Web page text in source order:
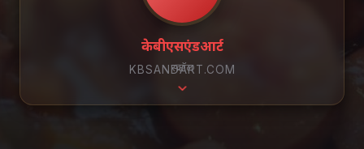
केबीएसएंडआर्ट
KBSANDART.COM
स्क्रॉल